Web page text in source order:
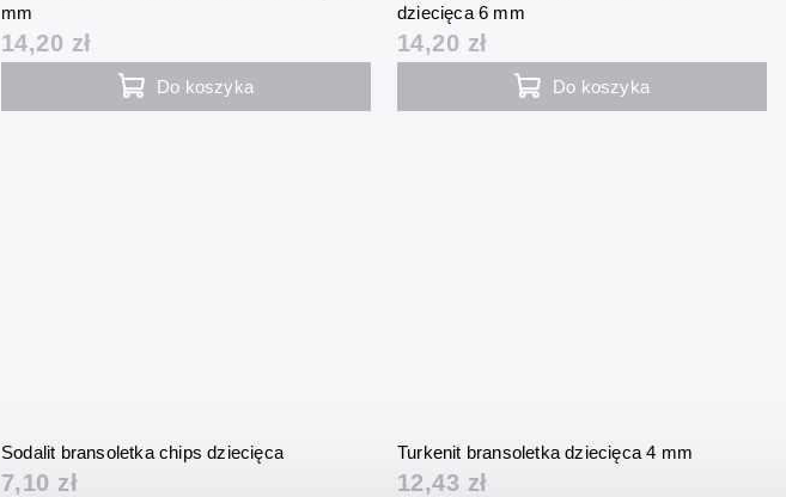
mm
14,20 zł
Do koszyka
dziecięca 6 mm
14,20 zł
Do koszyka
Sodalit bransoletka chips dziecięca
7,10 zł
Turkenit bransoletka dziecięca 4 mm
12,43 zł